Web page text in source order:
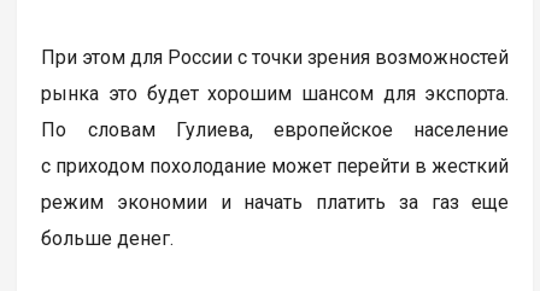
При этом для России с точки зрения возможностей
рынка это будет хорошим шансом для экспорта.
По словам Гулиева, европейское население
с приходом похолодание может перейти в жесткий
режим экономии и начать платить за газ еще
больше денег.